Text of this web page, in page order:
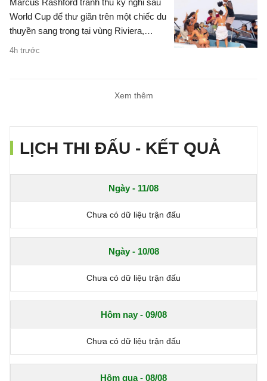
Marcus Rashford tranh thủ kỳ nghỉ sau
World Cup để thư giãn trên một chiếc du
thuyền sang trọng tại vùng Riviera,
Pháp, cùng 10 người bạn nữ.
4h trước
Xem thêm
LỊCH THI ĐẤU - KẾT QUẢ
Ngày - 11/08
Chưa có dữ liệu trận đấu
Ngày - 10/08
Chưa có dữ liệu trận đấu
Hôm nay - 09/08
Chưa có dữ liệu trận đấu
Hôm qua - 08/08